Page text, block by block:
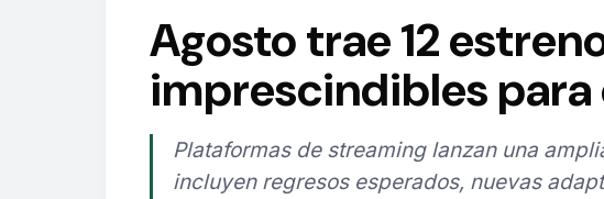
Agosto trae 12
imprescindibles para
Plataformas de streaming lanzan una
incluyen regresos esperados, nuevas